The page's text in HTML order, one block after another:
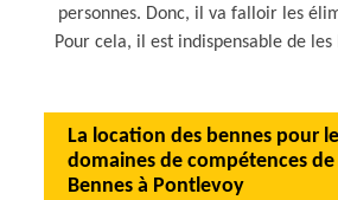
personnes. Donc, il va falloir les
Pour cela, il est indispensable de
La location des bennes pour
domaines de compétences
Bennes à Pontlevoy